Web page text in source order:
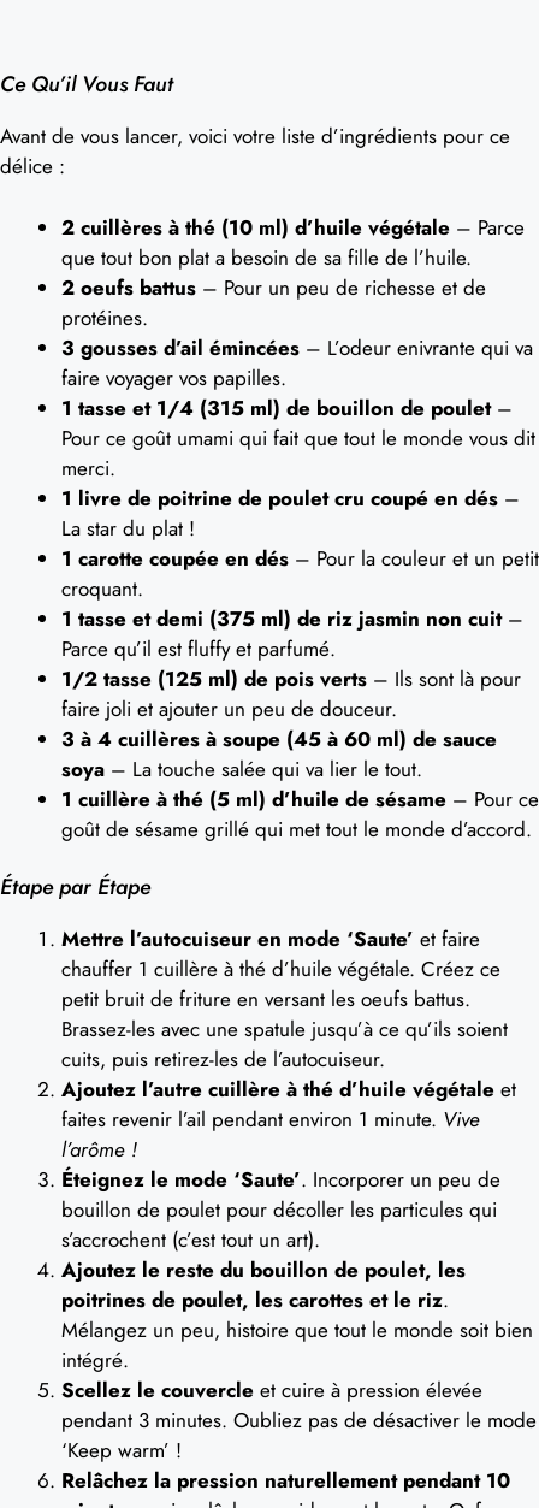
Ce Qu’il Vous Faut
Avant de vous lancer, voici votre liste d’ingrédients pour ce
délice :
2 cuillères à thé (10 ml) d’huile végétale – Parce
que tout bon plat a besoin de sa fille de l’huile.
2 oeufs battus – Pour un peu de richesse et de
protéines.
3 gousses d’ail émincées – L’odeur enivrante qui va
faire voyager vos papilles.
1 tasse et 1/4 (315 ml) de bouillon de poulet–
Pour ce goût umami qui fait que tout le monde vous dit
merci.
1 livre de poitrine de poulet cru coupé en dés –
La star du plat !
1 carotte coupée en dés – Pour la couleur et un petit
croquant.
1 tasse et demi (375 ml) de riz jasmin non cuit–
Parce qu’il est fluffy et parfumé.
1/2 tasse (125 ml) de pois verts – Ils sont là pour
faire joli et ajouter un peu de douceur.
3 à 4 cuillères à soupe (45 à 60 ml) de sauce
soya – La touche salée qui va lier le tout.
1 cuillère à thé (5 ml) d’huile de sésame – Pour ce
goût de sésame grillé qui met tout le monde d’accord.
Étape par Étape
Mettre l’autocuiseur en mode ‘Saute’ et faire
chauffer 1 cuillère à thé d’huile végétale. Créez ce
petit bruit de friture en versant les oeufs battus.
Brassez-les avec une spatule jusqu’à ce qu’ils soient
cuits, puis retirez-les de l’autocuiseur.
Ajoutez l’autre cuillère à thé d’huile végétale et
faites revenir l’ail pendant environ 1 minute. Vive
l’arôme !
Éteignez le mode ‘Saute’. Incorporer un peu de
bouillon de poulet pour décoller les particules qui
s’accrochent (c’est tout un art).
Ajoutez le reste du bouillon de poulet, les
poitrines de poulet, les carottes et le riz.
Mélangez un peu, histoire que tout le monde soit bien
intégré.
Scellez le couvercle et cuire à pression élevée
pendant 3 minutes. Oubliez pas de désactiver le mode
‘Keep warm’ !
Relâchez la pression naturellement pendant 10